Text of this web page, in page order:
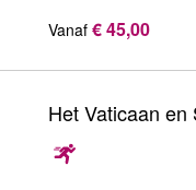
Vanaf € 45,00
Het Vaticaan